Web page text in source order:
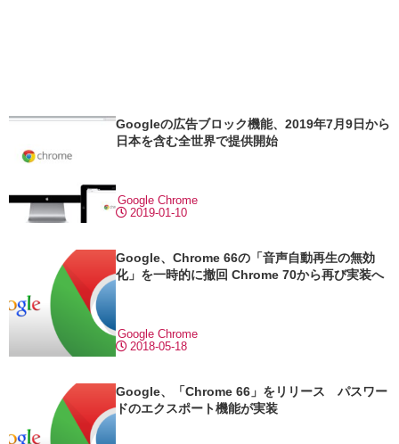
Googleの広告ブロック機能、2019年7月9日から
日本を含む全世界で提供開始
2019-01-10
Google Chrome
Google、Chrome 66の「音声自動再生の無効
化」を一時的に撤回 Chrome 70から再び実装へ
2018-05-18
Google Chrome
Google、「Chrome 66」をリリース パスワー
ドのエクスポート機能が実装